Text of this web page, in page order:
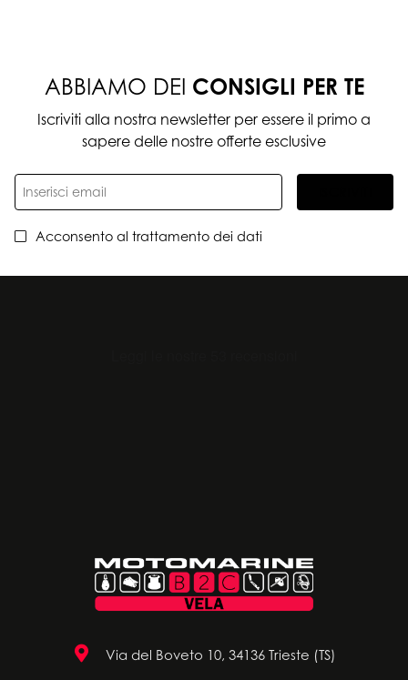
ABBIAMO DEI CONSIGLI PER TE
Iscriviti alla nostra newsletter per essere il primo a
sapere delle nostre offerte esclusive
Acconsento al trattamento dei dati
Via del Boveto 10, 34136 Trieste (TS)